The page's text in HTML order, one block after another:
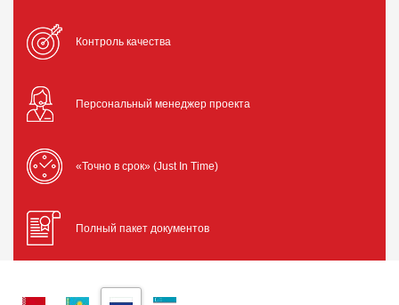
Контроль качества
Персональный менеджер проекта
«Точно в срок» (Just In Time)
Полный пакет документов